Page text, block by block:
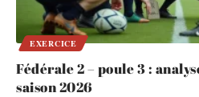
EXERCICE
Fédérale 2 – poule 3 :
saison 2026